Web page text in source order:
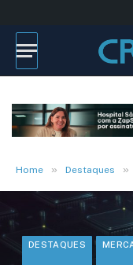
Home » Destaques »
DESTAQUES